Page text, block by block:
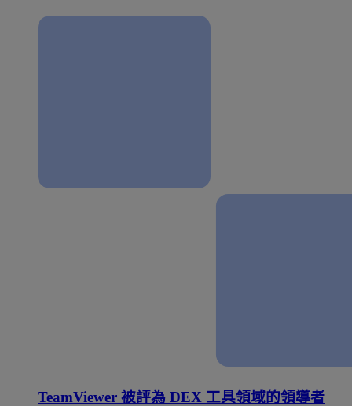
TeamViewer 被評為 DEX 工具領域的領導者